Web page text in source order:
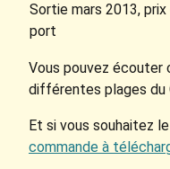
Sortie mars 2013,
port
Vous pouvez écouter
différentes plages du
Et si vous souhaitez
commande à